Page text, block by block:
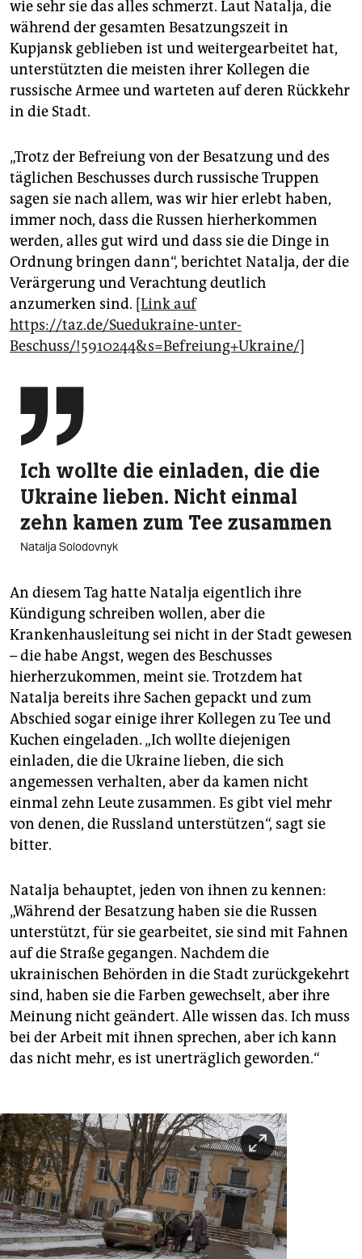
wie sehr sie das alles schmerzt. Laut Natalja, die
während der gesamten Besatzungszeit in
Kupjansk geblieben ist und weitergearbeitet hat,
unterstützten die meisten ihrer Kollegen die
russische Armee und warteten auf deren Rückkehr
in die Stadt.
„Trotz der Befreiung von der Besatzung und des
täglichen Beschusses durch russische Truppen
sagen sie nach allem, was wir hier erlebt haben,
immer noch, dass die Russen hierherkommen
werden, alles gut wird und dass sie die Dinge in
Ordnung bringen dann“, berichtet Natalja, der die
Verärgerung und Verachtung deutlich
anzumerken sind. [Link auf
https://taz.de/Suedukraine-unter-
Beschuss/!5910244&s=Befreiung+Ukraine/]

Ich wollte die einladen, die die
Ukraine lieben. Nicht einmal
zehn kamen zum Tee zusammen
Natalja Solodovnyk
An diesem Tag hatte Natalja eigentlich ihre
Kündigung schreiben wollen, aber die
Krankenhausleitung sei nicht in der Stadt gewesen
– die habe Angst, wegen des Beschusses
hierherzukommen, meint sie. Trotzdem hat
Natalja bereits ihre Sachen gepackt und zum
Abschied sogar einige ihrer Kollegen zu Tee und
Kuchen eingeladen. „Ich wollte diejenigen
einladen, die die Ukraine lieben, die sich
angemessen verhalten, aber da kamen nicht
einmal zehn Leute zusammen. Es gibt viel mehr
von denen, die Russland unterstützen“, sagt sie
bitter.
Natalja behauptet, jeden von ihnen zu kennen:
„Während der Besatzung haben sie die Russen
unterstützt, für sie gearbeitet, sie sind mit Fahnen
auf die Straße gegangen. Nachdem die
ukrainischen Behörden in die Stadt zurückgekehrt
sind, haben sie die Farben gewechselt, aber ihre
Meinung nicht geändert. Alle wissen das. Ich muss
bei der Arbeit mit ihnen sprechen, aber ich kann
das nicht mehr, es ist unerträglich geworden.“